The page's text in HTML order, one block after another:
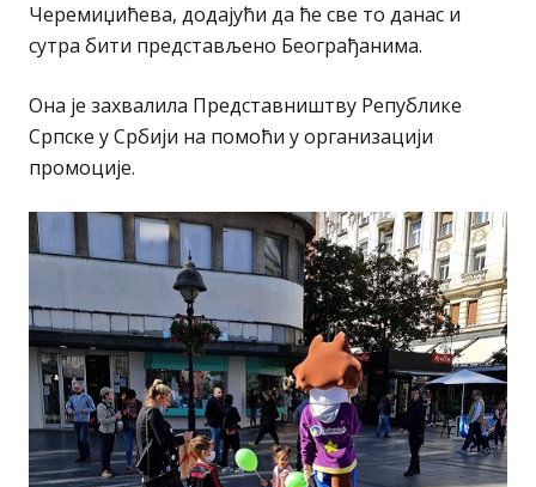
Черемиџићева, додајући да ће све то данас и
сутра бити представљено Београђанима.
Она је захвалила Представништву Републике
Српске у Србији на помоћи у организацији
промоције.